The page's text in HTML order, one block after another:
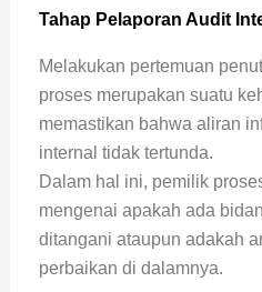
Tahap Pelaporan Audit
Melakukan pertemuan
proses merupakan suatu
memastikan bahwa aliran
internal tidak tertunda.
Dalam hal ini, pemilik
mengenai apakah ada
ditangani ataupun adakah
perbaikan di dalamnya.